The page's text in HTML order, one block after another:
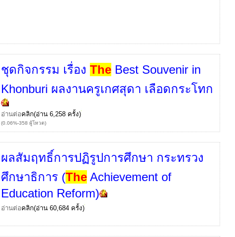
ชุดกิจกรรม เรื่องThe Best Souvenir in
Khonburi ผลงานครูเกศสุดา เลือดกระโทก
อ่านต่อคลิก(อ่าน 6,258 ครั้ง)
(0.06%-358 ผู้โหวต)
ผลสัมฤทธิ์การปฏิรูปการศึกษา กระทรวง
ศึกษาธิการ (The Achievement of
Education Reform)
อ่านต่อคลิก(อ่าน 60,684 ครั้ง)